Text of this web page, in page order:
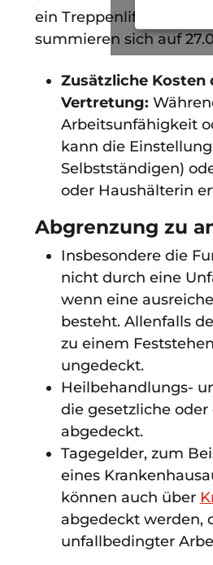
ein Treppenlift
summieren sich auf
Zusätzliche
Vertretung:
Arbeitsunfähigkeit
kann die
Selbstständigen)
oder Haushälterin
Abgrenzung zu
Insbesondere die
nicht durch eine
wenn eine
besteht. Allenfalls
zu einem
ungedeckt.
Heilbehandlungs-
die gesetzliche
abgedeckt.
Tagegelder, zum
eines
können auch über
abgedeckt werden,
unfallbedingter